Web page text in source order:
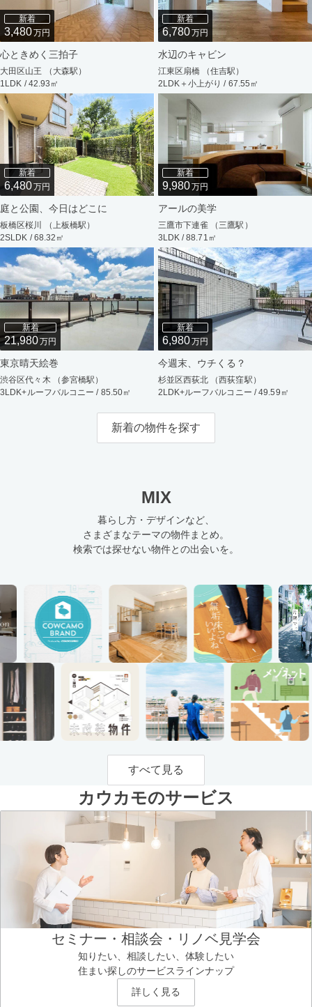
新着
3,480万円
心ときめく三拍子
大田区山王 （大森駅）
1LDK / 42.93㎡
新着
6,780万円
水辺のキャビン
江東区扇橋 （住吉駅）
2LDK＋小上がり / 67.55㎡
新着
6,480万円
庭と公園、今日はどこに
板橋区桜川 （上板橋駅）
2SLDK / 68.32㎡
新着
9,980万円
アールの美学
三鷹市下連雀 （三鷹駅）
3LDK / 88.71㎡
新着
21,980万円
東京晴天絵巻
渋谷区代々木 （参宮橋駅）
3LDK+ルーフバルコニー / 85.50㎡
新着
6,980万円
今週末、ウチくる？
杉並区西荻北 （西荻窪駅）
2LDK+ルーフバルコニー / 49.59㎡
新着の物件を探す
MIX
暮らし方・デザインなど、
さまざまなテーマの物件まとめ。
検索では探せない物件との出会いを。
すべて見る
カウカモのサービス
セミナー・相談会・リノベ見学会
知りたい、相談したい、体験したい
住まい探しのサービスラインナップ
詳しく見る